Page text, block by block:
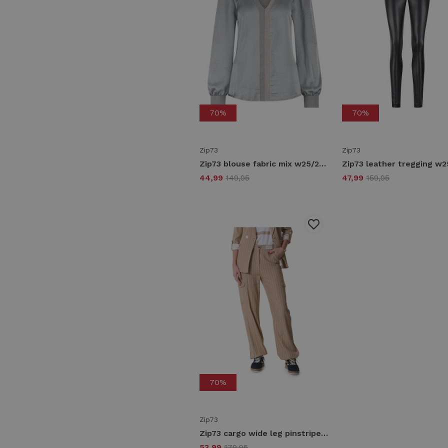
70%
Zip73
Zip73 blouse fabric mix w25/204/04/020 Blouse 020 light grey
44,99 149,95
70%
Zip73
47,99 159,95
70%
Zip73
Zip73 cargo wide leg pinstripe z25/202/04/260 Cargobroeken 260 caramel